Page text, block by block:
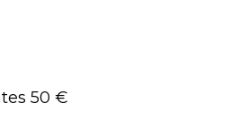
50 €